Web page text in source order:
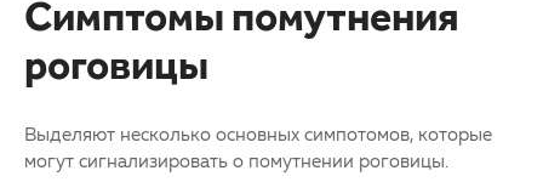
Cимптомы помутнения
роговицы
Выделяют несколько основных симпотомов, которые
могут сигнализировать о помутнении роговицы.